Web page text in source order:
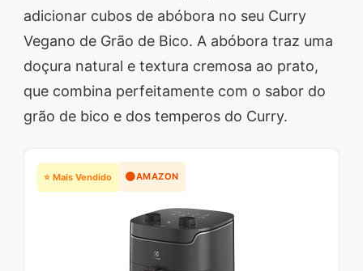
adicionar cubos de abóbora no seu Curry
Vegano de Grão de Bico. A abóbora traz uma
doçura natural e textura cremosa ao prato,
que combina perfeitamente com o sabor do
grão de bico e dos temperos do Curry.
⭐ Mais Vendido 🟠AMAZON